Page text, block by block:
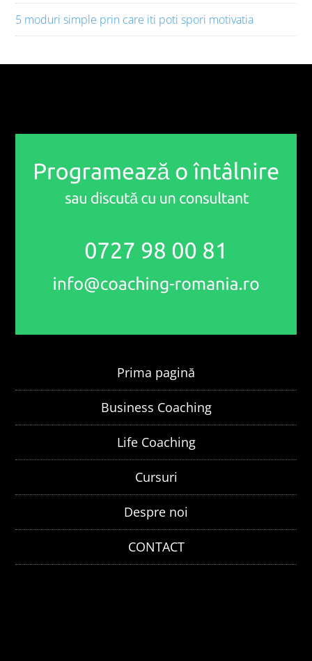
5 moduri simple prin care iti poti spori motivatia
Prima pagină
Business Coaching
Life Coaching
Cursuri
Despre noi
CONTACT